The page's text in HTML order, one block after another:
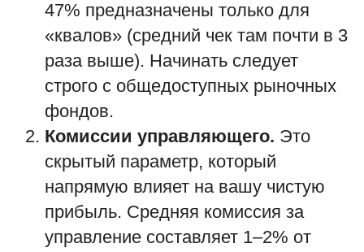
47% предназначены только для
«квалов» (средний чек там почти в 3
раза выше). Начинать следует
строго с общедоступных рыночных
фондов.
Комиссии управляющего. Это
скрытый параметр, который
напрямую влияет на вашу чистую
прибыль. Средняя комиссия за
управление составляет 1–2% от